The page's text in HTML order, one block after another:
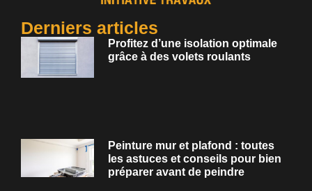
Derniers articles
Profitez d’une isolation optimale
grâce à des volets roulants
Peinture mur et plafond : toutes
les astuces et conseils pour bien
préparer avant de peindre